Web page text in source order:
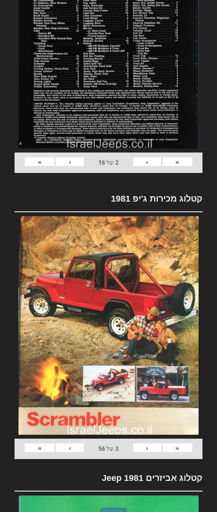
«
‹
2של16
›
»
קטלוג מכירות ג'יפ 1981
«
‹
3של56
›
»
קטלוג אביזרים 1981 Jeep